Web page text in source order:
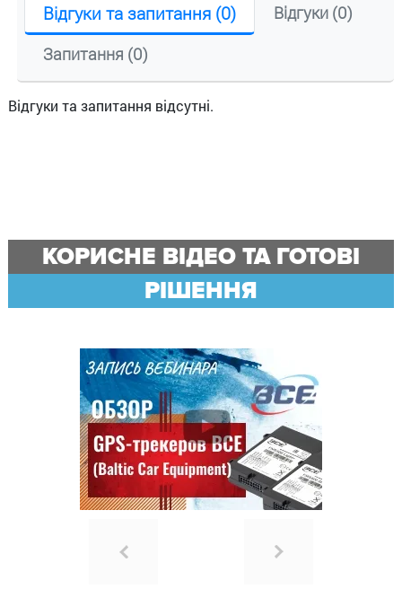
Відгуки та запитання (0)
Відгуки (0)
Запитання (0)
Відгуки та запитання відсутні.
КОРИСНЕ ВІДЕО ТА ГОТОВІ
РІШЕННЯ